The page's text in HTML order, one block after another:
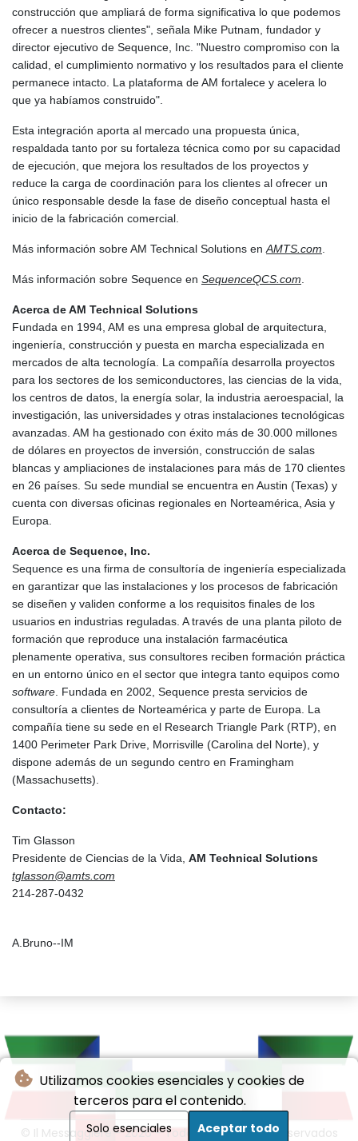
Utilizamos cookies esenciales y cookies de
terceros para el contenido.
Solo esenciales Aceptar todo
construcción que ampliará de forma significativa lo que podemos
ofrecer a nuestros clientes", señala Mike Putnam, fundador y
director ejecutivo de Sequence, Inc. "Nuestro compromiso con la
calidad, el cumplimiento normativo y los resultados para el cliente
permanece intacto. La plataforma de AM fortalece y acelera lo
que ya habíamos construido".
Esta integración aporta al mercado una propuesta única,
respaldada tanto por su fortaleza técnica como por su capacidad
de ejecución, que mejora los resultados de los proyectos y
reduce la carga de coordinación para los clientes al ofrecer un
único responsable desde la fase de diseño conceptual hasta el
inicio de la fabricación comercial.
Más información sobre AM Technical Solutions enAMTS.com.
Más información sobre Sequence en SequenceQCS.com.
Acerca de AM Technical Solutions
Fundada en 1994, AM es una empresa global de arquitectura,
ingeniería, construcción y puesta en marcha especializada en
mercados de alta tecnología. La compañía desarrolla proyectos
para los sectores de los semiconductores, las ciencias de la vida,
los centros de datos, la energía solar, la industria aeroespacial, la
investigación, las universidades y otras instalaciones tecnológicas
avanzadas. AM ha gestionado con éxito más de 30.000 millones
de dólares en proyectos de inversión, construcción de salas
blancas y ampliaciones de instalaciones para más de 170 clientes
en 26 países. Su sede mundial se encuentra en Austin (Texas) y
cuenta con diversas oficinas regionales en Norteamérica, Asia y
Europa.
Acerca de Sequence, Inc.
Sequence es una firma de consultoría de ingeniería especializada
en garantizar que las instalaciones y los procesos de fabricación
se diseñen y validen conforme a los requisitos finales de los
usuarios en industrias reguladas. A través de una planta piloto de
formación que reproduce una instalación farmacéutica
plenamente operativa, sus consultores reciben formación práctica
en un entorno único en el sector que integra tanto equipos como
software. Fundada en 2002, Sequence presta servicios de
consultoría a clientes de Norteamérica y parte de Europa. La
compañía tiene su sede en el Research Triangle Park (RTP), en
1400 Perimeter Park Drive, Morrisville (Carolina del Norte), y
dispone además de un segundo centro en Framingham
(Massachusetts).
Contacto:
Tim Glasson
Presidente de Ciencias de la Vida, AM Technical Solutions
tglasson@amts.com
214-287-0432
A.Bruno--IM
© Il Messaggiere - 2026 - Todos los derechos reservados